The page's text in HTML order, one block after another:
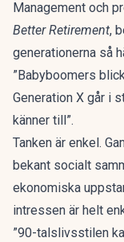
Management och
Better Retirement,
generationerna så
”Babyboomers
Generation X går i
känner till”.
Tanken är enkel.
bekant socialt
ekonomiska
intressen är helt
”90-talslivsstilen